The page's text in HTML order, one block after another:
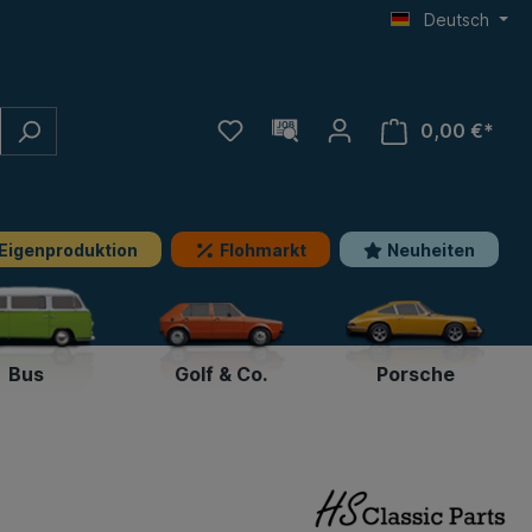
Deutsch
0,00 €*
Eigenproduktion Flohmarkt Neuheiten
Bus Golf & Co. Porsche